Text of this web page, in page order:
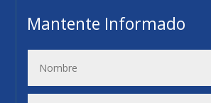
Mantente Informado